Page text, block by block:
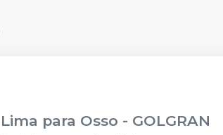
Lima para Osso - GOLGRAN